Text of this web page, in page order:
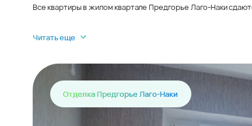
Все квартиры в жилом квартале Предгорье Лаго-Наки
Читать еще
Отделка Предгорье Лаго-Наки